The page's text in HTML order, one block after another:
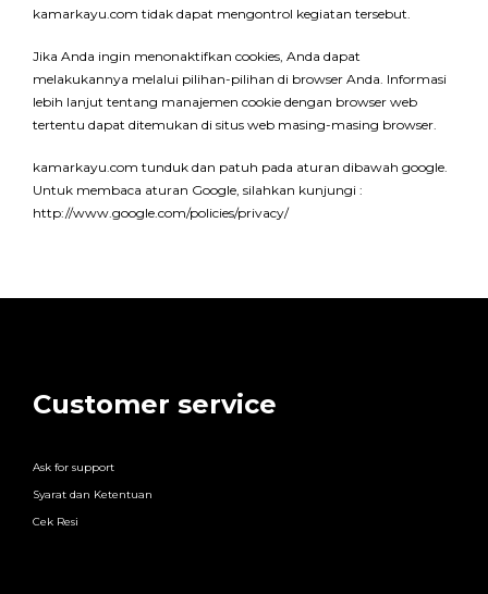
kamarkayu.com tidak dapat mengontrol kegiatan tersebut.
Jika Anda ingin menonaktifkan cookies, Anda dapat
melakukannya melalui pilihan-pilihan di browser Anda. Informasi
lebih lanjut tentang manajemen cookie dengan browser web
tertentu dapat ditemukan di situs web masing-masing browser.
kamarkayu.com tunduk dan patuh pada aturan dibawah google.
Untuk membaca aturan Google, silahkan kunjungi :
http://www.google.com/policies/privacy/
Customer service
Ask for support
Syarat dan Ketentuan
Cek Resi